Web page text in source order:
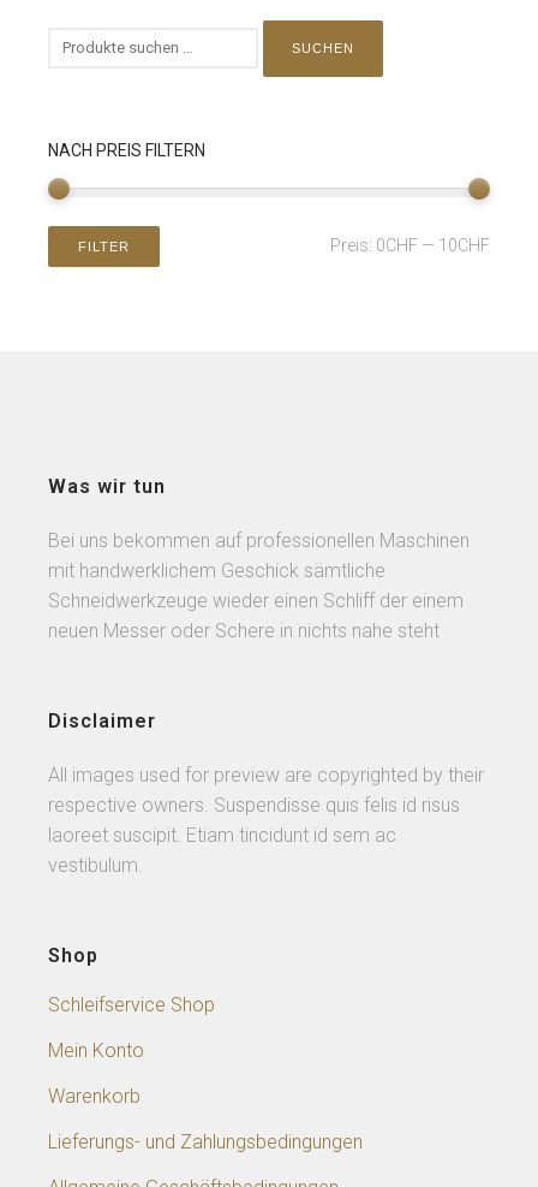
SUCHEN
NACH PREIS FILTERN
FILTER Preis: 0CHF — 10CHF
Was wir tun
Bei uns bekommen auf professionellen Maschinen
mit handwerklichem Geschick sämtliche
Schneidwerkzeuge wieder einen Schliff der einem
neuen Messer oder Schere in nichts nahe steht
Disclaimer
All images used for preview are copyrighted by their
respective owners. Suspendisse quis felis id risus
laoreet suscipit. Etiam tincidunt id sem ac
vestibulum.
Shop
Schleifservice Shop
Mein Konto
Warenkorb
Lieferungs- und Zahlungsbedingungen